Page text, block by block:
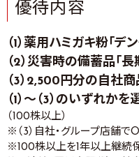
優待内容
（1）薬用ハミガキ粉「デ
（2）災害時の備蓄品「
（3）2,500円分の自社
（1）～（3）のいずれかを
（100株以上）
※（3）自社・グループ店舗
※100株以上を1年以上継続